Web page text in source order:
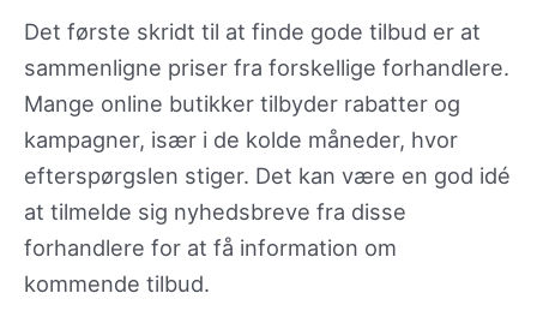
Det første skridt til at finde gode tilbud er at
sammenligne priser fra forskellige forhandlere.
Mange online butikker tilbyder rabatter og
kampagner, især i de kolde måneder, hvor
efterspørgslen stiger. Det kan være en god idé
at tilmelde sig nyhedsbreve fra disse
forhandlere for at få information om
kommende tilbud.